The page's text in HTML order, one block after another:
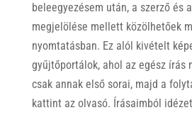
beleegyezésem után, a szerző és
megjelölése mellett közölhetőek
nyomtatásban. Ez alól kivételt
gyűjtőportálok, ahol az egész írás
csak annak első sorai, majd a
kattint az olvasó. Írásaimból